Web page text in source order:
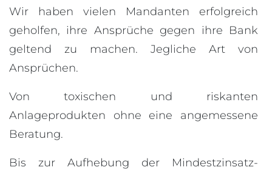
Wir haben vielen Mandanten erfolgreich
geholfen, ihre Ansprüche gegen ihre Bank
geltend zu machen. Jegliche Art von
Ansprüchen.
Von toxischen und riskanten
Anlageprodukten ohne eine angemessene
Beratung.
Bis zur Aufhebung der Mindestzinsatz-